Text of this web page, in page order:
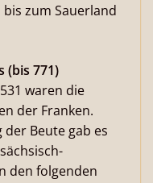
zum Sauerland
(bis 771)
waren die
der Franken.
Beute gab es
den folgenden